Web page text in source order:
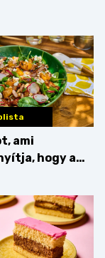
ami
hogy a